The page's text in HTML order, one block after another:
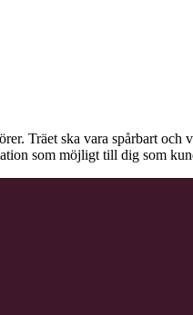
Träet ska vara spårbart och
som möjligt till dig som